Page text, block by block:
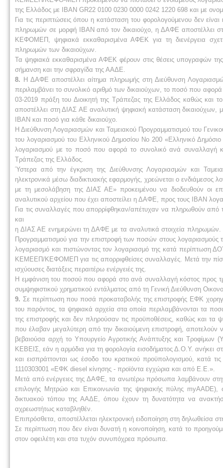
της Ελλάδος με ΙΒΑΝ GR22 0100 0230 0000 0242 1220 698 και με
Για τις περιπτώσεις όπου η κατάσταση του φορολογούμενου δεν
πληρωμών σε μορφή ΙΒΑΝ από τον δικαιούχο, η ΔΑΦΕ αποστέλλει
ΚΕΦΟΜΕΠ, ψηφιακά εκκαθαρισμένα ΑΦΕΚ για τη διενέργεια
πληρωμών των δικαιούχων.
Τα ψηφιακά εκκαθαρισμένα ΑΦΕΚ φέρουν στις θέσεις υπογραφών
σήμανση και την σφραγίδα της ΑΑΔΕ.
8. Η ΔΑΦΕ αποστέλλει αίτημα πληρωμής στη Διεύθυνση
περιλαμβάνει το συνολικό αριθμό των δικαιούχων, το ποσό που
03-2019 πράξη του Διοικητή της Τράπεζας της Ελλάδος καθώς
αποστέλλει στη ΔΙΑΣ ΑΕ αναλυτική ψηφιακή κατάσταση δικαιούχων,
ΙΒΑΝ και ποσό για κάθε δικαιούχο.
Η Διεύθυνση Λογαριασμών και Ταμειακού Προγραμματισμού του
του λογαριασμού του Ελληνικού Δημοσίου Νο 200 «Ελληνικό
λογαριασμού με το ποσό που αφορά το συνολικό ανά συναλλαγή
Τράπεζας της Ελλάδος.
Ύστερα από την έγκριση της Διεύθυνσης Λογαριασμών και
ηλεκτρονικά μέσω διαδικτυακής εφαρμογής, χρεώνεται ο
με τη μεσολάβηση της ΔΙΑΣ ΑΕ» προκειμένου να διοδευθούν οι
αναλυτικού αρχείου που έχει αποστείλει η ΔΑΦΕ, προς τους ΙΒΑΝ
Για τις συναλλαγές που απορρίφθηκαν/απέτυχαν να πληρωθούν
και
η ΔΙΑΣ ΑΕ ενημερώνει τη ΔΑΦΕ με τα αναλυτικά στοιχεία
Προγραμματισμού για την επιστροφή των ποσών στους
λογαριασμό και πιστώνοντας τον λογαριασμό της κατά
ΚΕΜΕEΠ/ΚΕΦΟΜΕΠ για τις απορριφθείσες συναλλαγές. Μετά την
ισχύουσες διατάξεις περαιτέρω ενέργειές της.
Η εμφάνιση του ποσού που αφορά στο ανά συναλλαγή κόστος προς
συμψηφιστικού χρηματικού εντάλματος από τη Γενική Διεύθυνση
9. Σε περίπτωση που ποσά προκαταβολής της επιστροφής ΕΦΚ
του παρόντος, τα ψηφιακά αρχεία στα οποία περιλαμβάνονται τα
της επιστροφής και δεν πληρούσαν τις προϋποθέσεις, καθώς και
που έλαβαν μεγαλύτερη από την δικαιούμενη επιστροφή, αποτελούν
βεβαιούσα αρχή το Υπουργείο Αγροτικής Ανάπτυξης και Τροφίμων
ΚΕΒΕΙΣ, εάν η αρμόδια για τη φορολογία εισοδήματος Δ.Ο.Υ. ανήκει
και εισπράττονται ως έσοδο του κρατικού προϋπολογισμού, κατά
1110303001 «ΕΦΚ diesel κίνησης - προϊόντα εγχώρια και από Ε.Ε.».
Μετά από ενέργειες της ΔΑΦΕ, τα ανωτέρω πρόσωπα λαμβάνουν
επιλογής Μητρώο και Επικοινωνία της ψηφιακής πύλης myAADE),
δικτυακού τόπου της ΑΑΔΕ, όπου έχουν τη δυνατότητα να
αχρεωστήτως καταβληθέν.
Επιπρόσθετα, αποστέλλεται ηλεκτρονική ειδοποίηση στη δηλωθείσα
Σε περίπτωση που δεν είναι δυνατή η κοινοποίηση, κατά το
στον οφειλέτη και στα τυχόν συνυπόχρεα πρόσωπα.